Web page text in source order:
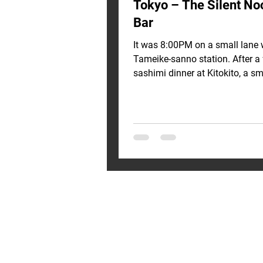
Tokyo – The Silent
Bar
It was 8:00PM on a small lane
Tameike-sanno station. After a
sashimi dinner at Kitokito, a